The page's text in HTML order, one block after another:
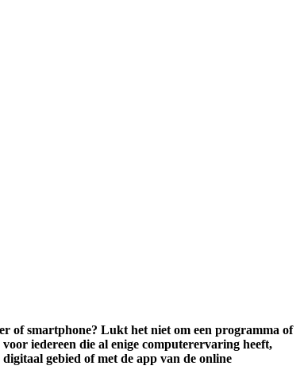
of smartphone? Lukt het niet om een programma of
iedereen die al enige computerervaring heeft,
gebied of met de app van de online